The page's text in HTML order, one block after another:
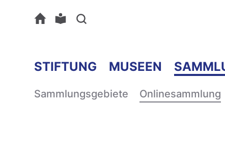
STIFTUNG MUSEEN
Sammlungsgebiete Onlinesammlung